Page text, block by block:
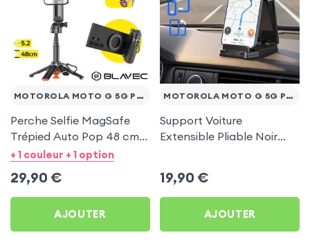
MOTOROLA MOTO G 5G PLUS
Perche Selfie MagSafe
Trépied Auto Pop 48 cm
Noir pour Motorola Moto
+ 1 couleur + 1 option
29,90 €
AJOUTER
MOTOROLA MOTO G 5G PLUS
Support Voiture
Extensible Pliable Noir
19,90 €
AJOUTER